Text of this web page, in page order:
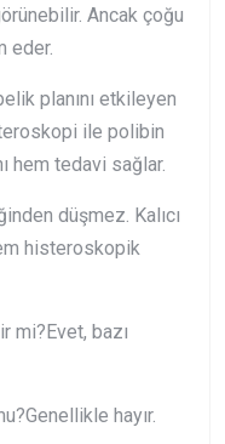
Ancak çoğu
eder.
planını etkileyen
ile polibin
hem tedavi sağlar.
düşmez. Kalıcı
histeroskopik
mi?Evet, bazı
Genellikle hayır.